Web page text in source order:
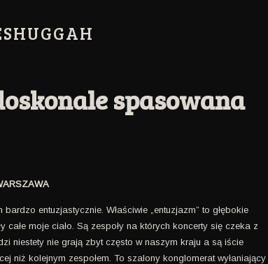
spasowana
bardzo entuzjastycznie. Właściwie „entuzjazm” to głębokie
całe moje ciało. Są zespoły na których koncerty się czeka z
niestety nie grają zbyt często w naszym kraju a są iście
niż kolejnym zespołem. To szalony konglomerat wyłaniający